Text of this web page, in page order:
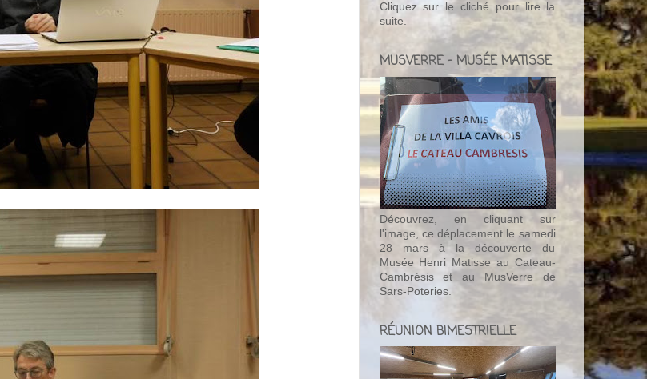
Cliquez sur le cliché pour lire la
suite.
MUSVERRE - MUSÉE MATISSE
Découvrez, en cliquant sur
l'image, ce déplacement le samedi
28 mars à la découverte du
Musée Henri Matisse au Cateau-
Cambrésis et au MusVerre de
Sars-Poteries.
RÉUNION BIMESTRIELLE